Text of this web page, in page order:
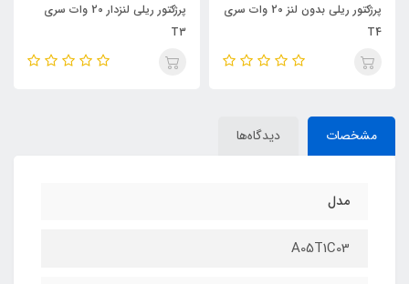
پرژکتور ریلی بدون لنز 20 وات سری
T4
پرژکتور ریلی لنزدار 20 وات سری
T3
مشخصات دیدگاه‌ها
مدل
A05T1C03